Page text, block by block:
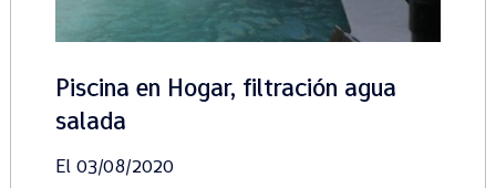
Piscina en Hogar, filtración agua
salada
El 03/08/2020